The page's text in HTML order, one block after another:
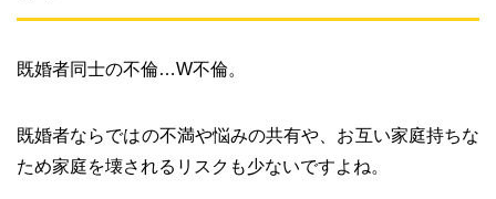
既婚者同士の不倫…W不倫。
既婚者ならではの不満や悩みの共有や、お互い家庭持ちな
ため家庭を壊されるリスクも少ないですよね。